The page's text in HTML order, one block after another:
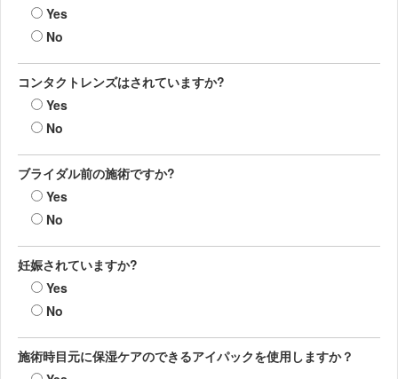
Yes
No
コンタクトレンズはされていますか?
Yes
No
ブライダル前の施術ですか?
Yes
No
妊娠されていますか?
Yes
No
施術時目元に保湿ケアのできるアイパックを使用しますか？